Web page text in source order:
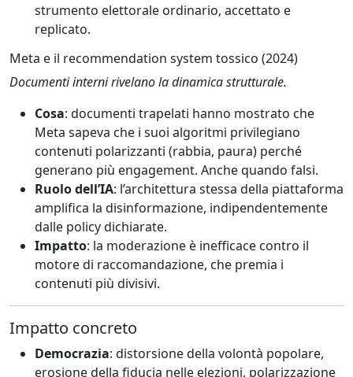
strumento elettorale ordinario, accettato e
replicato.
Meta e il recommendation system tossico (2024)
Documenti interni rivelano la dinamica strutturale.
Cosa: documenti trapelati hanno mostrato che
Meta sapeva che i suoi algoritmi privilegiano
contenuti polarizzanti (rabbia, paura) perché
generano più engagement. Anche quando falsi.
Ruolo dell’IA: l’architettura stessa della piattaforma
amplifica la disinformazione, indipendentemente
dalle policy dichiarate.
Impatto: la moderazione è inefficace contro il
motore di raccomandazione, che premia i
contenuti più divisivi.
Impatto concreto
Democrazia: distorsione della volontà popolare,
erosione della fiducia nelle elezioni, polarizzazione